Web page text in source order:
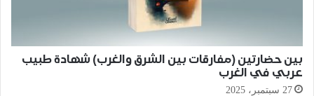
بين حضارتين (مفارقات بين الشرق والغرب) شهادة طبيب
عربي في الغرب
27 سبتمبر، 2025